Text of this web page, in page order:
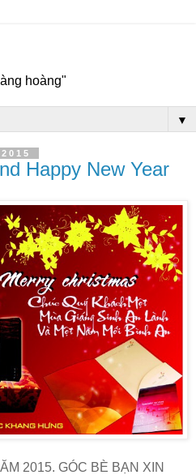
hoàng"
▼
Happy New Year
2015. GÓC BÈ BẠN XIN